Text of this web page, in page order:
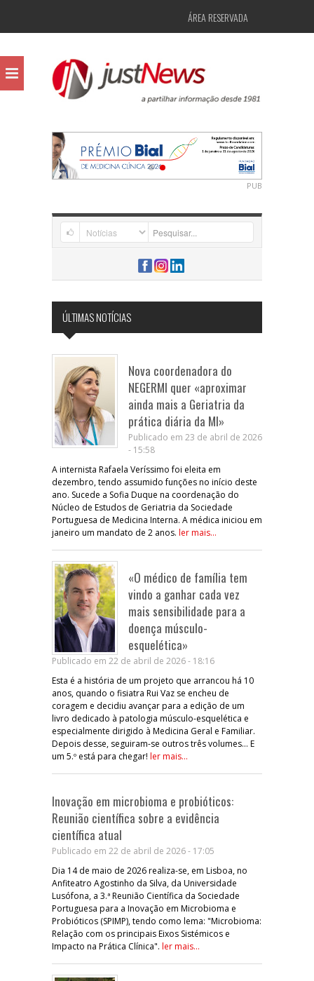
ÁREA RESERVADA
PUB
ÚLTIMAS NOTÍCIAS
Nova coordenadora do
NEGERMI quer «aproximar
ainda mais a Geriatria da
prática diária da MI»
Publicado em 23 de abril de 2026
- 15:58
A internista Rafaela Veríssimo foi eleita em
dezembro, tendo assumido funções no início deste
ano. Sucede a Sofia Duque na coordenação do
Núcleo de Estudos de Geriatria da Sociedade
Portuguesa de Medicina Interna. A médica iniciou em
janeiro um mandato de 2 anos. ler mais...
«O médico de família tem
vindo a ganhar cada vez
mais sensibilidade para a
doença músculo-
esquelética»
Publicado em 22 de abril de 2026 - 18:16
Esta é a história de um projeto que arrancou há 10
anos, quando o fisiatra Rui Vaz se encheu de
coragem e decidiu avançar para a edição de um
livro dedicado à patologia músculo-esquelética e
especialmente dirigido à Medicina Geral e Familiar.
Depois desse, seguiram-se outros três volumes… E
um 5.º está para chegar! ler mais...
Inovação em microbioma e probióticos:
Reunião científica sobre a evidência
científica atual
Publicado em 22 de abril de 2026 - 17:05
Dia 14 de maio de 2026 realiza-se, em Lisboa, no
Anfiteatro Agostinho da Silva, da Universidade
Lusófona, a 3.ª Reunião Científica da Sociedade
Portuguesa para a Inovação em Microbioma e
Probióticos (SPIMP), tendo como lema: "Microbioma:
Relação com os principais Eixos Sistémicos e
Impacto na Prática Clínica". ler mais...